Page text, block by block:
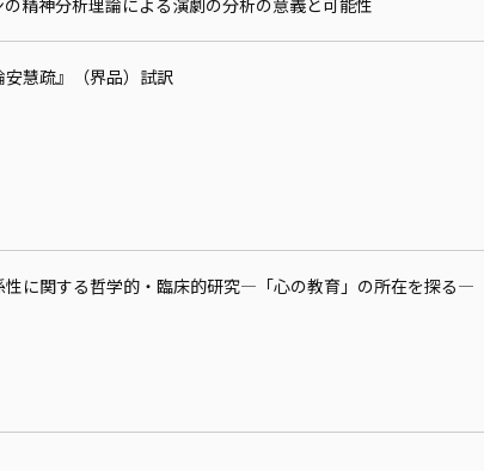
精神分析理論による演劇の分析の意義と可能性
慧疏』（界品）試訳
性に関する哲学的・臨床的研究—「心の教育」の所在を探る—